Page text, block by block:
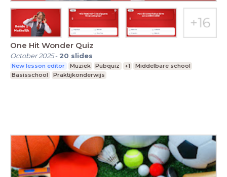
One Hit Wonder Quiz
October 2025- 20 slides
New lesson editor Muziek Pubquiz +1
Middelbare school
Basisschool
Praktijkonderwijs